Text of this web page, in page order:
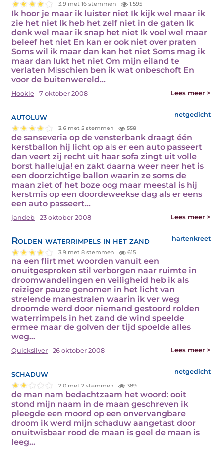
3.9 met 16 stemmen 1.595
Ik hoor je maar ik luister niet Ik kijk wel maar ik
zie het niet Ik heb het zelf niet in de gaten Ik
denk wel maar ik snap het niet Ik voel wel maar
beleef het niet En kan er ook niet over praten
Soms wil ik maar dan kan het niet Soms mag ik
maar dan lukt het niet Om mijn eiland te
verlaten Misschien ben ik wat onbeschoft En
voor de buitenwereld…
Hookie 7 oktober 2008 Lees meer >
autoluw netgedicht
3.6 met 5 stemmen 558
de sanseveria op de vensterbank draagt één
kerstballon hij licht op als er een auto passeert
dan veert zij recht uit haar sofa zingt uit volle
borst halleluja! en zakt daarna weer neer het is
een doorzichtige ballon waarin ze soms de
maan ziet of het boze oog maar meestal is hij
kerstmis op een doordeweekse dag als er eens
een auto passeert…
jandeb 23 oktober 2008 Lees meer >
Rolden waterrimpels in het zand hartenkreet
3.9 met 8 stemmen 615
na een flirt met woorden vanuit een
onuitgesproken stil verborgen naar ruimte in
droomwandelingen en veiligheid heb ik als
reiziger pauze genomen in het licht van
strelende manestralen waarin ik ver weg
droomde werd door niemand gestoord rolden
waterrimpels in het zand de wind speelde
ermee maar de golven der tijd spoelde alles
weg…
Quicksilver 26 oktober 2008 Lees meer >
schaduw netgedicht
2.0 met 2 stemmen 389
de man nam bedachtzaam het woord: ooit
stond mijn naam in de maan geschreven ik
pleegde een moord op een onvervangbare
droom ik werd mijn schaduw aangetast door
onuitwisbaar rood de maan is geel de maan is
leeg…